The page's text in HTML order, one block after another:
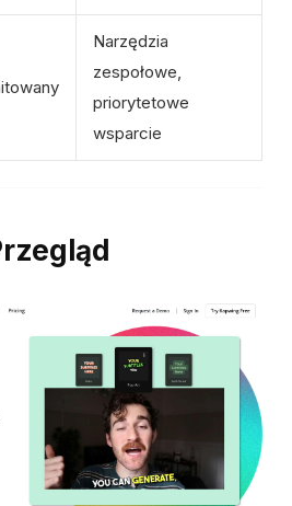
Narzędzia
zespołowe,
priorytetowe
wsparcie